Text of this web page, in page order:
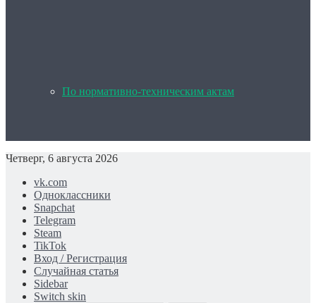
По нормативно-техническим актам
Четверг, 6 августа 2026
vk.com
Одноклассники
Snapchat
Telegram
Steam
TikTok
Вход / Регистрация
Случайная статья
Sidebar
Switch skin